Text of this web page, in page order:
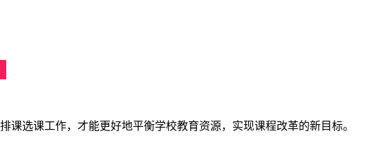
选课工作，才能更好地平衡学校教育资源，实现课程改革的新目标。